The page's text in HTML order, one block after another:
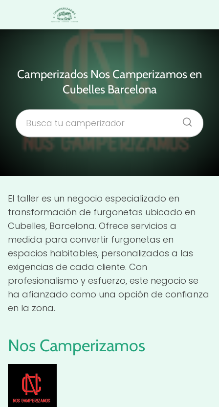
Camperizados Nos Camperizamos en
Cubelles Barcelona
El taller es un negocio especializado en
transformación de furgonetas ubicado en
Cubelles, Barcelona. Ofrece servicios a
medida para convertir furgonetas en
espacios habitables, personalizados a las
exigencias de cada cliente. Con
profesionalismo y esfuerzo, este negocio se
ha afianzado como una opción de confianza
en la zona.
Nos Camperizamos